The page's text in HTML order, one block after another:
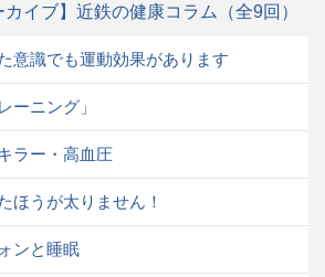
イブ】近鉄の健康コラム（全9回）
識でも運動効果があります
ニング」
ラー・高血圧
うが太りません！
ンと睡眠